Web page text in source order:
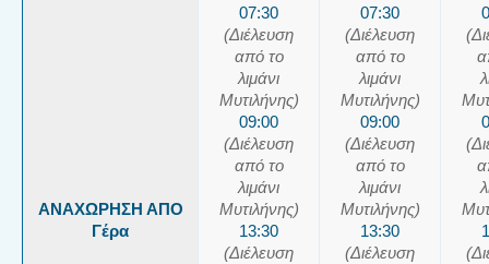
ΑΝΑΧΩΡΗΣΗ ΑΠΟ
Γέρα
07:30
(Διέλευση
από το
λιμάνι
Μυτιλήνης)
09:00
(Διέλευση
από το
λιμάνι
Μυτιλήνης)
13:30
(Διέλευση
07:30
(Διέλευση
από το
λιμάνι
Μυτιλήνης)
09:00
(Διέλευση
από το
λιμάνι
Μυτιλήνης)
13:30
(Διέλευση